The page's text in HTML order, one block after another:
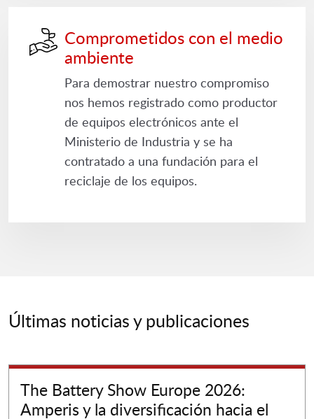
Comprometidos con el medio
ambiente
Para demostrar nuestro compromiso
nos hemos registrado como productor
de equipos electrónicos ante el
Ministerio de Industria y se ha
contratado a una fundación para el
reciclaje de los equipos.
Últimas noticias y publicaciones
The Battery Show Europe 2026:
Amperis y la diversificación hacia el